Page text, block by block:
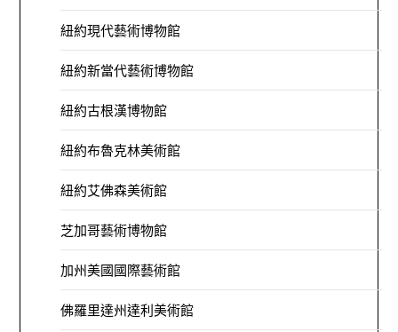
紐約現代藝術博物館
紐約新當代藝術博物館
紐約古根漢博物館
紐約布魯克林美術館
紐約艾佛森美術館
芝加哥藝術博物館
加州美國國際藝術館
佛羅里達州達利美術館